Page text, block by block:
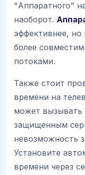
"Аппаратного"
наоборот.
эффективнее,
более
потоками.
Также стоит
времени на
может
защищенным
невозможность
Установите
времени через